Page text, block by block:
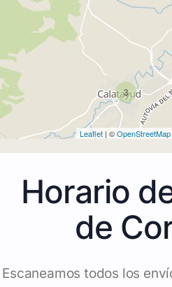
3
Leaflet | ©
Horario
de
Escaneamos todos los